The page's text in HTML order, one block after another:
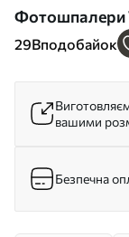
Фотошпалери
29Вподобайок
вашими
Безпечна